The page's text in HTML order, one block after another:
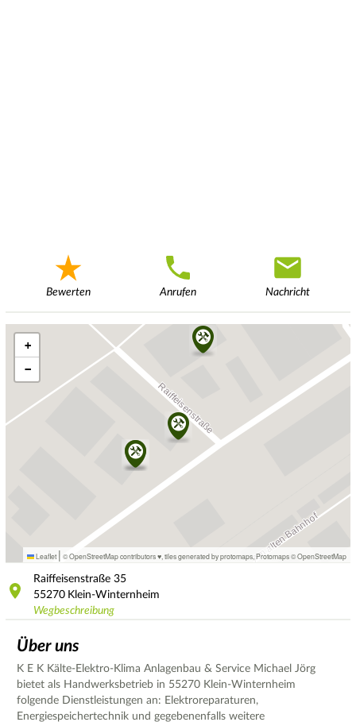
Bewerten Anrufen Nachricht
+
−
Leaflet | © OpenStreetMap contributors ♥, tiles generated by protomaps Protomaps©OpenStreetMap
Raiffeisenstraße 35
55270 Klein-Winternheim
Wegbeschreibung
Über uns
K E K Kälte-Elektro-Klima Anlagenbau & Service Michael Jörg
bietet als Handwerksbetrieb in 55270 Klein-Winternheim
folgende Dienstleistungen an: Elektroreparaturen,
Energiespeichertechnik und gegebenenfalls weitere